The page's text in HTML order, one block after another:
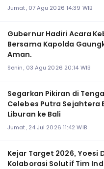
Jumat, 07 Agu 2026 14:39 WIB
Gubernur Hadiri Acara
Bersama Kapolda
Aman.
Senin, 03 Agu 2026 20:14 WIB
Segarkan Pikiran di
Celebes Putra Sejahtera
Liburan ke Bali
Jumat, 24 Jul 2026 11:42 WIB
Kejar Target 2026, Yoesi
Kolaborasi Solutif Tim